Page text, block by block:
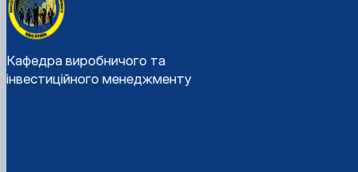
Кафедра виробничого та
інвестиційного менеджменту